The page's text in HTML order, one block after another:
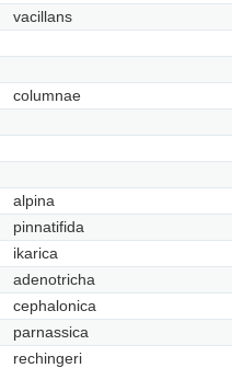
vacillans
columnae
alpina
pinnatifida
ikarica
adenotricha
cephalonica
parnassica
rechingeri